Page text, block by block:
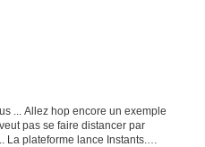
... Allez hop encore un exemple
pas se faire distancer par
La plateforme lance Instants.